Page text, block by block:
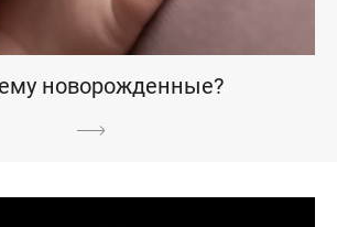
новорожденные?